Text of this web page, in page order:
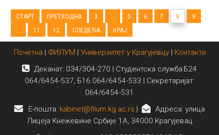
СТАРТ ПРЕТХОДНА 3 5 6 7 8
9
11 12 СЛЕДЕЋА КРАЈ
Почетна | ФИЛУМ | Универзитет у Крагујевцу| Контакти
Деканат: 034/304-270 | Студентска служба:Б24
064/6454-537, Б16 064/6454-533 | Секретаријат:
064/6454-531
E-пошта: kabinet@filum.kg.ac.rs |
Адреса: улица
Лицеја Кнежевине Србије 1А, 34000 Крагујевац